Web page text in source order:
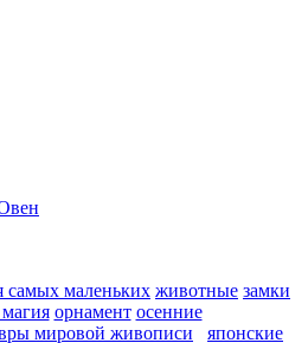
самых маленьких животные замки
орнамент осенние
мировой живописи японские